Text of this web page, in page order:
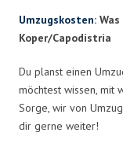
Umzugskosten:
Koper/Capodistria
Du planst einen
möchtest wissen, mit
Sorge, wir von
dir gerne weiter!